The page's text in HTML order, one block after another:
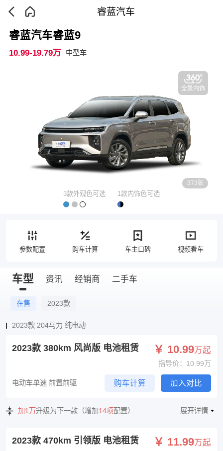
睿蓝汽车
全景内饰
373张
睿蓝汽车睿蓝9
10.99-19.79万 中型车
3款外观色可选 1款内饰色可选
参数配置 购车计算 车主口碑 视频看车
车型 资讯 经销商 二手车
在售 2023款
2023款 204马力 纯电动
2023款 380km 风尚版 电池租赁 ￥ 10.99万起
指导价：10.99万
电动车单速 前置前驱 购车计算 加入对比
加1万升级为下一款（增加14项配置） 展开详情
2023款 470km 引领版 电池租赁 ￥ 11.99万起